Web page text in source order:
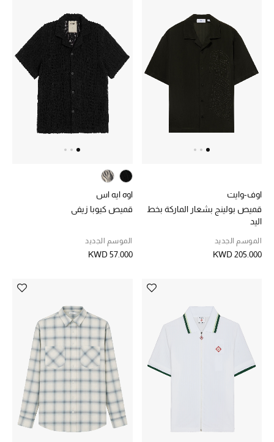
عرض جميع المنتجات
خصومات
عودة صغاركم للمدارس
ما وصل حديثاً
ركن أناقة المنتجعات
هدايا للأطفال
مستلزمات الأطفال الرضع
مستلزمات البنات (2 - 14 سنة)
مستلزمات الأولاد (2 - 14 سنة)
اوف-وايت
قميص بولينج بشعار الماركة بخط
اليد
الموسم الجديد
KWD 205.000
اوه ايه اس
قميص كيوبا زيفي
الموسم الجديد
KWD 57.000